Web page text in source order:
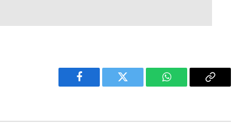
Facebook Twitter WhatsAppCopy